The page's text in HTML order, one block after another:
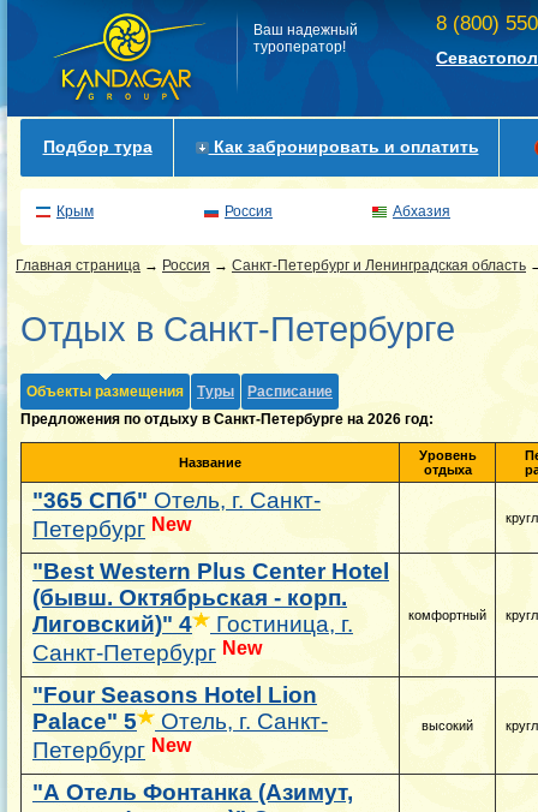
Ваш надежный
туроператор!
8 (800)
Подбор тура Как забронировать и оплатить
Крым Россия Абхазия
Главная страница → Россия → Санкт-Петербург и Ленинградская область
Отдых в Санкт-Петербурге
Объекты размещения Туры
Расписание
Предложения по отдыху в Санкт-Петербурге на 2026 год:
Название
Уровень
отдыха
"365 СПб" Отель, г. Санкт-
Петербург New
"Best Western Plus Center Hotel
(бывш. Октябрьская - корп.
Лиговский)" 4
Гостиница, г.
Санкт-Петербург New
комфортный
"Four Seasons Hotel Lion
Palace" 5
Отель, г. Санкт-
Петербург New
высокий
"А Отель Фонтанка (Азимут,